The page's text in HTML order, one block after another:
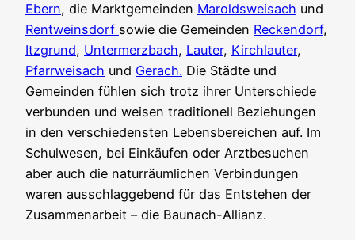
Ebern, die Marktgemeinden Maroldsweisach und
Rentweinsdorf sowie die Gemeinden Reckendorf,
Itzgrund, Untermerzbach, Lauter, Kirchlauter,
Pfarrweisach und Gerach. Die Städte und
Gemeinden fühlen sich trotz ihrer Unterschiede
verbunden und weisen traditionell Beziehungen
in den verschiedensten Lebensbereichen auf. Im
Schulwesen, bei Einkäufen oder Arztbesuchen
aber auch die naturräumlichen Verbindungen
waren ausschlaggebend für das Entstehen der
Zusammenarbeit – die Baunach-Allianz.